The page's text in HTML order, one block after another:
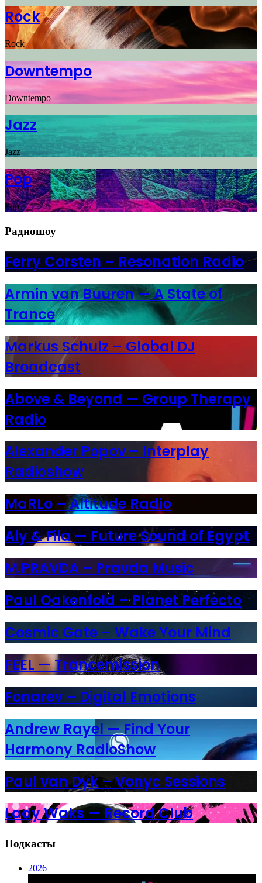
Rock
Rock
Downtempo
Downtempo
Jazz
Jazz
Pop
Pop
Радиошоу
Ferry Corsten – Resonation Radio
Armin van Buuren — A State of
Trance
Markus Schulz – Global DJ
Broadcast
Above & Beyond — Group Therapy
Radio
Alexander Popov – Interplay
Radioshow
MaRLo – Altitude Radio
Aly & Fila — Future Sound of Egypt
M.PRAVDA – Pravda Music
Paul Oakenfold – Planet Perfecto
Cosmic Gate – Wake Your Mind
FEEL — Trancemission
Fonarev – Digital Emotions
Andrew Rayel — Find Your
Harmony RadioShow
Paul van Dyk – Vonyc Sessions
Lady Waks — Record Club
Подкасты
2026